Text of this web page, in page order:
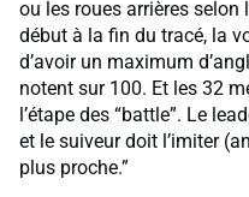
ou les roues arrières selon
début à la fin du tracé, la
d’avoir un maximum
notent sur 100. Et les 32
l’étape des “battle”. Le
et le suiveur doit l’imiter
plus proche.”